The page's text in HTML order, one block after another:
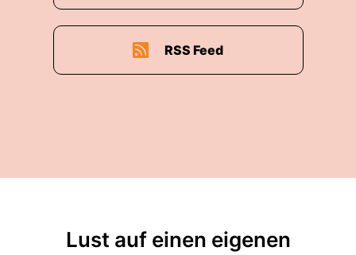
RSS Feed
Lust auf einen eigenen